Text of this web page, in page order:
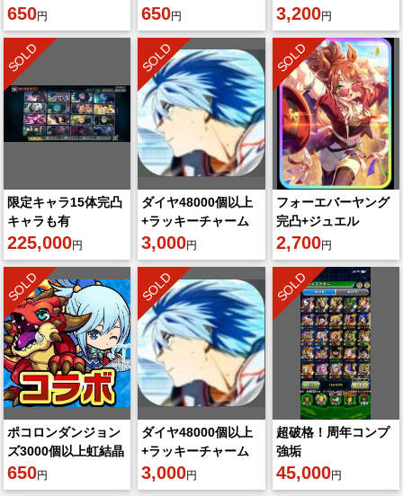
650円 650円
じ箱80以上+5★武器
確認巻40以上+5★引
換券5
3,200円
SOLD
限定キャラ15体完凸
キャラも有
225,000円
SOLD
ダイヤ48000個以上
+ラッキーチャーム
3~8枚
3,000円
SOLD
フォーエバーヤング
完凸+ジュエル
200000個以上
+SSR60-80体
2,700円
SOLD
ポコロンダンジョン
ズ3000個以上虹結晶
650円
SOLD
ダイヤ48000個以上
+ラッキーチャーム
3~8枚
3,000円
SOLD
超破格！周年コンプ
強垢
45,000円